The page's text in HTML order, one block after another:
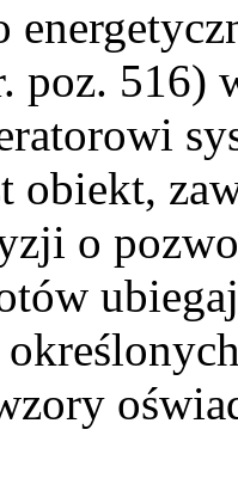
poz. 516)
obiekt,
o